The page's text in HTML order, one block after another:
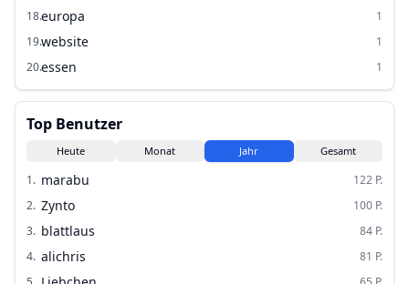
18.europa
1
19.website
1
20.essen 1
Top Benutzer
Heute Monat Jahr Gesamt
1. marabu 122 P.
2. Zynto 100 P.
3. blattlaus 84 P.
4. alichris 81 P.